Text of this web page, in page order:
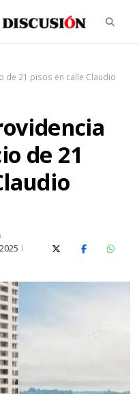
de 21 pisos en calle Claudio
de 21
X (Twitter)Facebook